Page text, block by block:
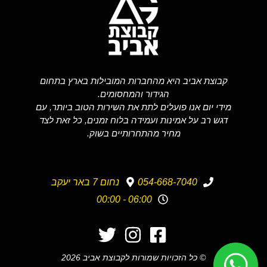
קבוצת אביב היא מהחברות המובילות בארץ בתחום
הגידור והמחסומים.
מידי יום אנו פועלים לתת את השירות הטוב ביותר, עם
דגש רב על אמינות ועמידה בלוח זמנים, כל זאת לצד
מחיר מהתחרותיים בשוק.
054-668-7040
נחום 7 באר יעקב
06:00 - 00:00
© כל הזכויות שמורות לקבוצת אביב 2026